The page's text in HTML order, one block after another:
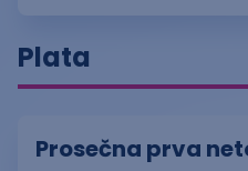
Plata
Prosečna prva